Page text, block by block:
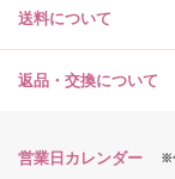
送料について
返品・交換について
営業日カレンダー ※